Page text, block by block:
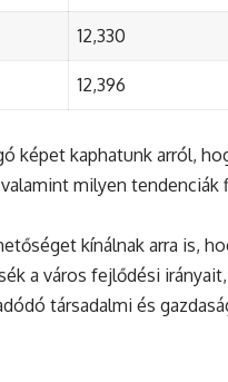
12,330
12,396
képet kaphatunk arról,
milyen
kínálnak arra is,
a város fejlődési
társadalmi és